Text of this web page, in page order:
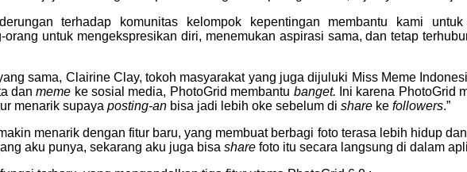
terhadap komunitas kelompok kepentingan membantu kami
untuk mengekspresikan diri, menemukan aspirasi sama, dan tetap
sama, Clairine Clay, tokoh masyarakat yang juga dijuluki Miss Meme
danmeme ke sosial media, PhotoGrid membantu banget. Ini karena PhotoGrid
menarik supaya posting-an bisa jadi lebih oke sebelum di share ke followers.”
menarik dengan fitur baru, yang membuat berbagi foto terasa lebih hidup
aku punya, sekarang aku juga bisa share foto itu secara langsung di dalam